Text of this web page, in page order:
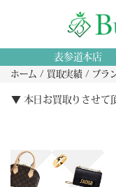
表参道本店
ホーム 買取実績 ブラ
▼ 本日お買取りさせて